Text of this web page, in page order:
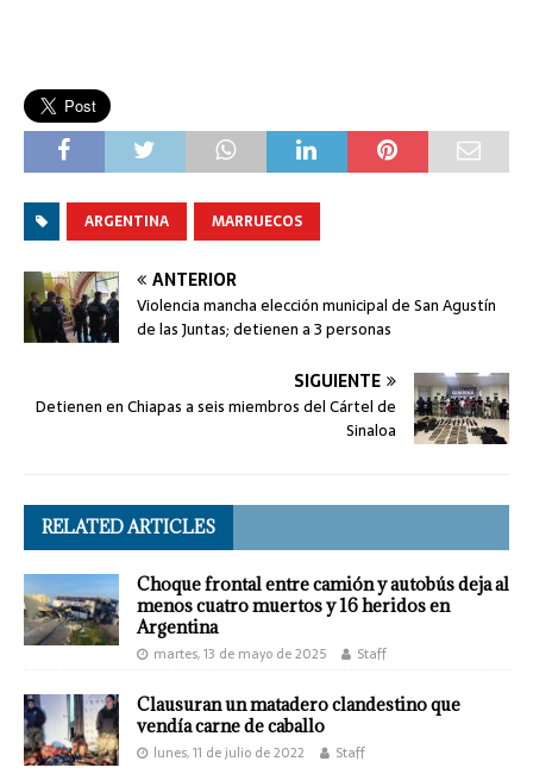
ARGENTINA MARRUECOS
ANTERIOR
Violencia mancha elección municipal de San Agustín
de las Juntas; detienen a 3 personas
SIGUIENTE
Detienen en Chiapas a seis miembros del Cártel de
Sinaloa
RELATED ARTICLES
Choque frontal entre camión y autobús deja al
menos cuatro muertos y 16 heridos en
Argentina
martes, 13 de mayo de 2025 Staff
Clausuran un matadero clandestino que
vendía carne de caballo
lunes, 11 de julio de 2022 Staff